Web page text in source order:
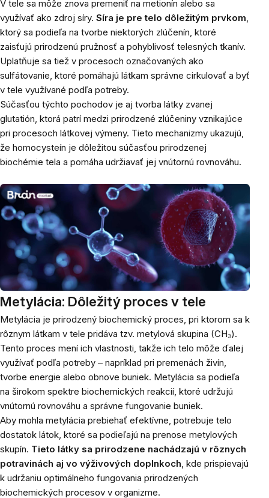
V tele sa môže znova premeniť na metionín alebo sa
využívať ako zdroj síry. Síra je pre telo dôležitým prvkom,
ktorý sa podieľa na tvorbe niektorých zlúčenín, ktoré
zaisťujú prirodzenú pružnosť a pohyblivosť telesných tkanív.
Uplatňuje sa tiež v procesoch označovaných ako
sulfátovanie, ktoré pomáhajú látkam správne cirkulovať a byť
v tele využívané podľa potreby.
Súčasťou týchto pochodov je aj tvorba látky zvanej
glutatión, ktorá patrí medzi prirodzené zlúčeniny vznikajúce
pri procesoch látkovej výmeny. Tieto mechanizmy ukazujú,
že homocysteín je dôležitou súčasťou prirodzenej
biochémie tela a pomáha udržiavať jej vnútornú rovnováhu.
Metylácia: Dôležitý proces v tele
Metylácia je prirodzený biochemický proces, pri ktorom sa k
rôznym látkam v tele pridáva tzv. metylová skupina (CH₃).
Tento proces mení ich vlastnosti, takže ich telo môže ďalej
využívať podľa potreby – napríklad pri premenách živín,
tvorbe energie alebo obnove buniek. Metylácia sa podieľa
na širokom spektre biochemických reakcií, ktoré udržujú
vnútornú rovnováhu a správne fungovanie buniek.
Aby mohla metylácia prebiehať efektívne, potrebuje telo
dostatok látok, ktoré sa podieľajú na prenose metylových
skupín. Tieto látky sa prirodzene nachádzajú v rôznych
potravinách aj vo výživových doplnkoch, kde prispievajú
k udržaniu optimálneho fungovania prirodzených
biochemických procesov v organizme.